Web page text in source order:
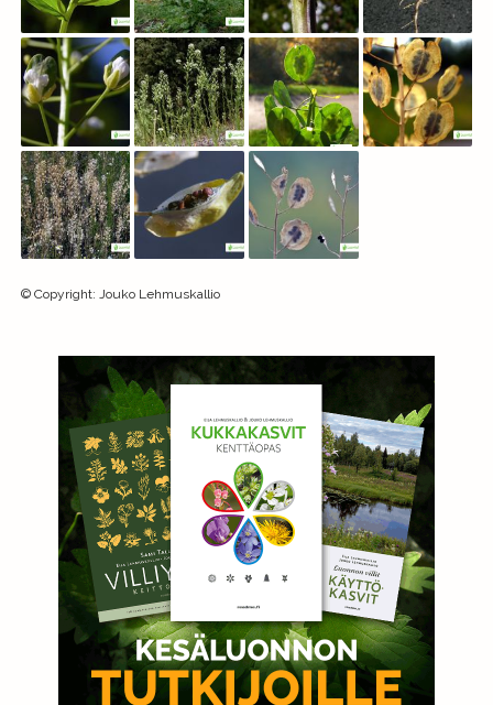
© Copyright: Jouko Lehmuskallio